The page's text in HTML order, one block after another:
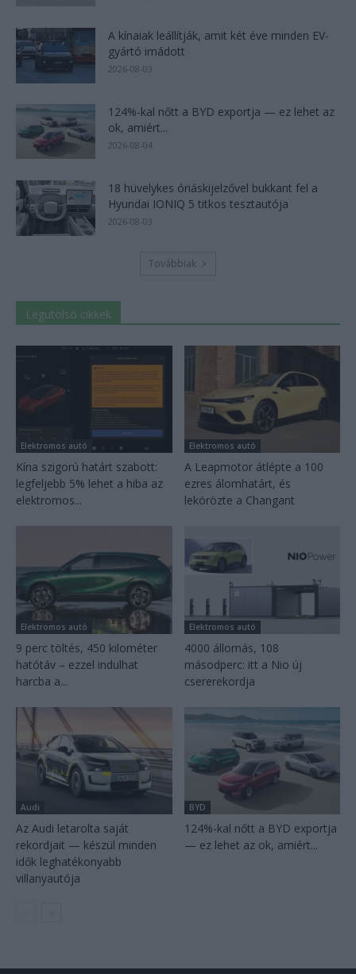
A kínaiak leállítják, amit két éve minden EV-
gyártó imádott
2026-08-03
124%-kal nőtt a BYD exportja — ez lehet az
ok, amiért...
2026-08-04
18 hüvelykes óriáskijelzővel bukkant fel a
Hyundai IONIQ 5 titkos tesztautója
2026-08-03
Továbbiak
Legutolsó cikkek
Elektromos autó
Kína szigorú határt szabott:
legfeljebb 5% lehet a hiba az
elektromos...
Elektromos autó
A Leapmotor átlépte a 100
ezres álomhatárt, és
lekörözte a Changant
Elektromos autó
9 perc töltés, 450 kilométer
hatótáv – ezzel indulhat
harcba a...
Elektromos autó
4000 állomás, 108
másodperc: itt a Nio új
csererekordja
Audi
Az Audi letarolta saját
rekordjait — készül minden
idők leghatékonyabb
villanyautója
BYD
124%-kal nőtt a BYD exportja
— ez lehet az ok, amiért...